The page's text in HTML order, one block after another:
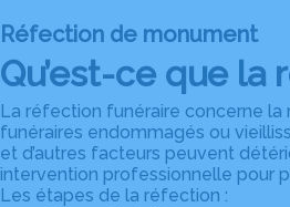
Réfection de monument
Qu’est-ce que
La réfection funéraire concerne
funéraires endommagés ou
et d’autres facteurs peuvent
intervention professionnelle pour
Les étapes de la réfection :